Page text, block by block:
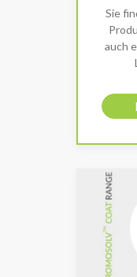
Sie
auch